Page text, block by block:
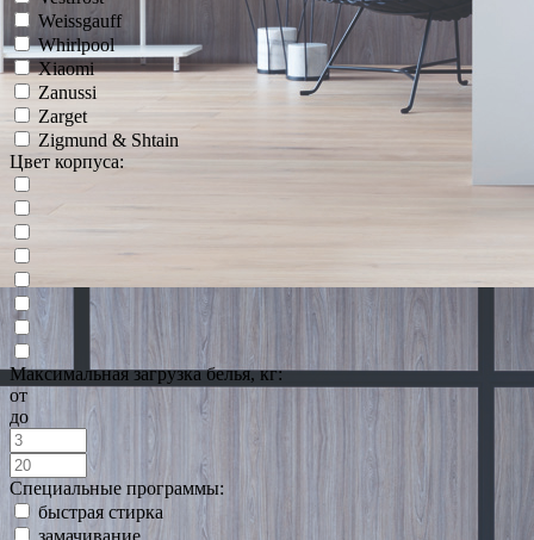
Weissgauff
Whirlpool
Xiaomi
Zanussi
Zarget
Zigmund & Shtain
Цвет корпуса:
Максимальная загрузка белья, кг:
от
до
Специальные программы:
быстрая стирка
замачивание